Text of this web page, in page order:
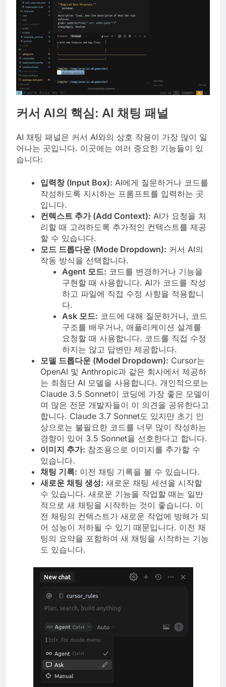
커서 AI의 핵심: AI 채팅 패널
AI 채팅 패널은 커서 AI와의 상호 작용이 가장 많이 일
어나는 곳입니다. 이곳에는 여러 중요한 기능들이 있
습니다:
입력창 (Input Box): AI에게 질문하거나 코드를
작성하도록 지시하는 프롬프트를 입력하는 곳
입니다.
컨텍스트 추가 (Add Context): AI가 요청을 처
리할 때 고려하도록 추가적인 컨텍스트를 제공
할 수 있습니다.
모드 드롭다운 (Mode Dropdown): 커서 AI의
작동 방식을 선택합니다.
Agent 모드: 코드를 변경하거나 기능을
구현할 때 사용합니다. AI가 코드를 작성
하고 파일에 직접 수정 사항을 적용합니
다.
Ask 모드: 코드에 대해 질문하거나, 코드
구조를 배우거나, 애플리케이션 설계를
요청할 때 사용합니다. 코드를 직접 수정
하지는 않고 답변만 제공합니다.
모델 드롭다운 (Model Dropdown): Cursor는
OpenAI 및 Anthropic과 같은 회사에서 제공하
는 최첨단 AI 모델을 사용합니다. 개인적으로는
Claude 3.5 Sonnet이 코딩에 가장 좋은 모델이
며 많은 전문 개발자들이 이 의견을 공유한다고
합니다. Claude 3.7 Sonnet도 있지만 초기 인
상으로는 불필요한 코드를 너무 많이 작성하는
경향이 있어 3.5 Sonnet을 선호한다고 합니다.
이미지 추가: 참조용으로 이미지를 추가할 수
있습니다.
채팅 기록: 이전 채팅 기록을 볼 수 있습니다.
새로운 채팅 생성: 새로운 채팅 세션을 시작할
수 있습니다. 새로운 기능을 작업할 때는 일반
적으로 새 채팅을 시작하는 것이 좋습니다. 이
전 채팅의 컨텍스트가 새로운 작업에 방해가 되
어 성능이 저하될 수 있기 때문입니다. 이전 채
팅의 요약을 포함하여 새 채팅을 시작하는 기능
도 있습니다.